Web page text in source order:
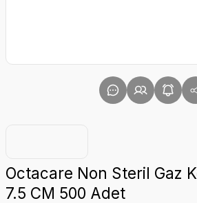
Octacare Non Steril Gaz
7.5 CM 500 Adet